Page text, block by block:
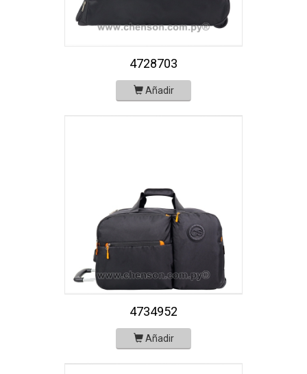
4728703
Añadir
4734952
Añadir